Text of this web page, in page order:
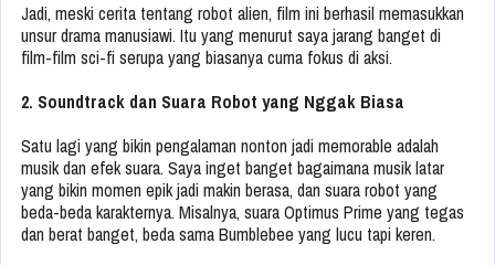
Jadi, meski cerita tentang robot alien, film ini berhasil memasukkan
unsur drama manusiawi. Itu yang menurut saya jarang banget di
film-film sci-fi serupa yang biasanya cuma fokus di aksi.
2. Soundtrack dan Suara Robot yang Nggak Biasa
Satu lagi yang bikin pengalaman nonton jadi memorable adalah
musik dan efek suara. Saya inget banget bagaimana musik latar
yang bikin momen epik jadi makin berasa, dan suara robot yang
beda-beda karakternya. Misalnya, suara Optimus Prime yang tegas
dan berat banget, beda sama Bumblebee yang lucu tapi keren.